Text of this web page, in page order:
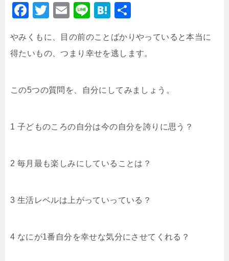
F
c
e
o
k
T
tt
er
E
ai
l
Li
e
H
e
n
やみくもに、目の前のことばかりやっていると本当に
得たいもの、つまり幸せを逃します。
この5つの質問を、自分にしてみましょう。
1 子どものころの自分は今の自分を誇りに思う？
2 毎月最も楽しみにしていることは？
3 生活レベルは上がっていっている？
4 なにが1番自分を幸せな気分にさせてくれる？